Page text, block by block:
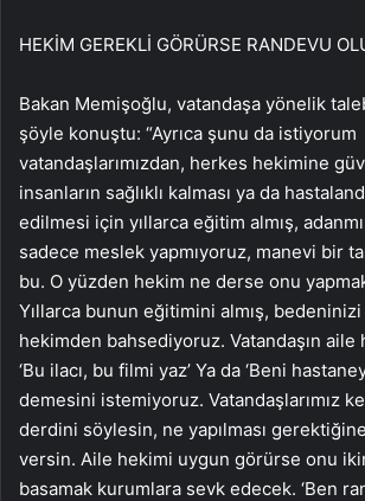
HEKİM GEREKLİ GÖRÜRSE RANDEVU
Bakan Memişoğlu, vatandaşa yönelik
şöyle konuştu: “Ayrıca şunu da istiyorum
vatandaşlarımızdan, herkes hekimine
insanların sağlıklı kalması ya da
edilmesi için yıllarca eğitim almış,
sadece meslek yapmıyoruz, manevi bir
bu. O yüzden hekim ne derse onu
Yıllarca bunun eğitimini almış, bedeninizi
hekimden bahsediyoruz. Vatandaşın
‘Bu ilacı, bu filmi yaz’ Ya da ‘Beni
demesini istemiyoruz. Vatandaşlarımız
derdini söylesin, ne yapılması
versin. Aile hekimi uygun görürse onu
basamak kurumlara sevk edecek. ‘Ben